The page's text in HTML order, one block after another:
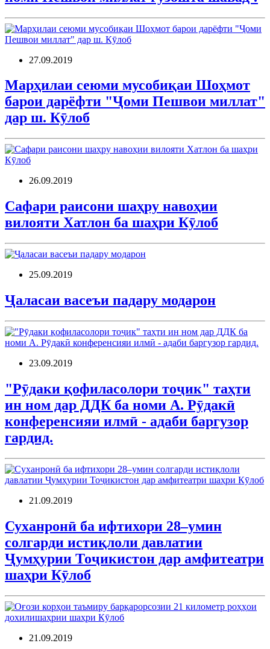
27.09.2019
Марҳилаи сеюми мусобиқаи Шоҳмот
барои дарёфти "Ҷоми Пешвои миллат"
дар ш. Кӯлоб
26.09.2019
Сафари раисони шаҳру навоҳии
вилояти Хатлон ба шаҳри Кӯлоб
25.09.2019
Ҷаласаи васеъи падару модарон
23.09.2019
"Рӯдаки қофиласолори тоҷик" таҳти
ин ном дар ДДК ба номи А. Рӯдакӣ
конференсияи илмӣ - адаби баргузор
гардид.
21.09.2019
Суханронӣ ба ифтихори 28–умин
солгарди истиқлоли давлатии
Ҷумҳурии Тоҷикистон дар амфитеатри
шаҳри Кӯлоб
21.09.2019